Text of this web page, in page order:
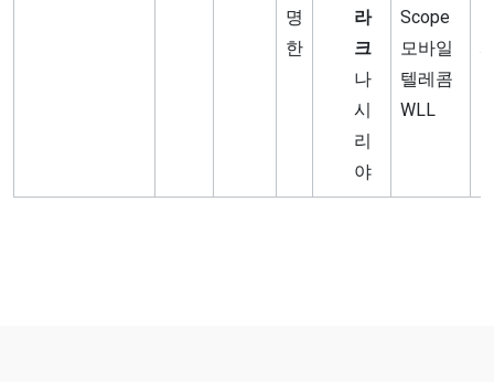
명
한
라
크
나
시
리
야
Scope
모바일
텔레콤
WLL